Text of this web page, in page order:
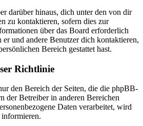
darüber hinaus, dich unter den von dir
zu kontaktieren, sofern dies zur
über das Board erforderlich
und andere Benutzer dich kontaktieren,
Bereich gestattet hast.
Richtlinie
den Bereich der Seiten, die die phpBB-
der Betreiber in anderen Bereichen
Daten verarbeitet, wird
informieren.